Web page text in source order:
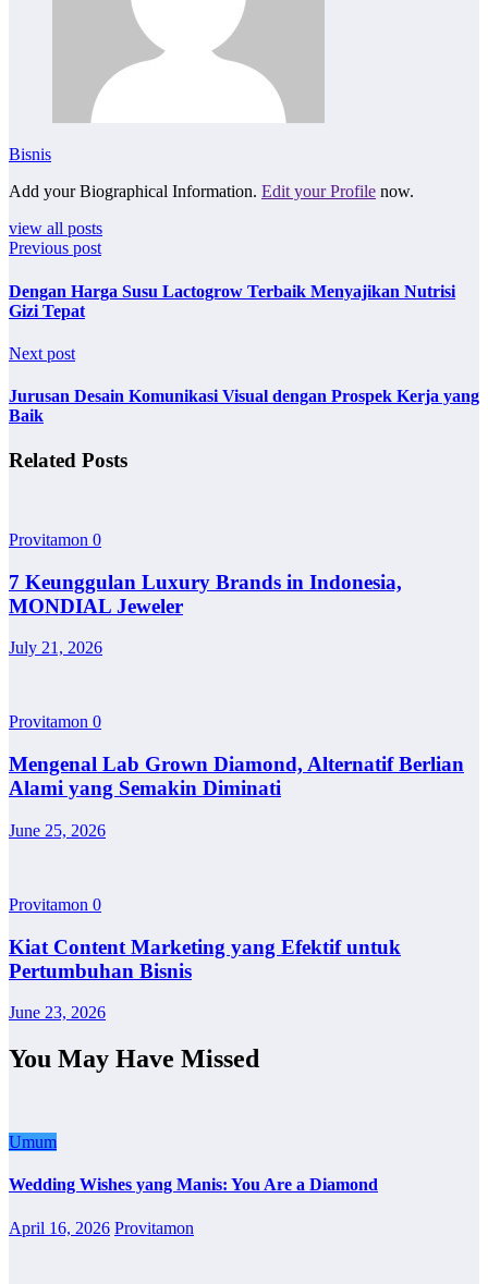
Bisnis
Add your Biographical Information. Edit your Profile now.
view all posts
Previous post
Dengan Harga Susu Lactogrow Terbaik Menyajikan Nutrisi
Gizi Tepat
Next post
Jurusan Desain Komunikasi Visual dengan Prospek Kerja yang
Baik
Related Posts
Provitamon 0
7 Keunggulan Luxury Brands in Indonesia,
MONDIAL Jeweler
July 21, 2026
Provitamon 0
Mengenal Lab Grown Diamond, Alternatif Berlian
Alami yang Semakin Diminati
June 25, 2026
Provitamon 0
Kiat Content Marketing yang Efektif untuk
Pertumbuhan Bisnis
June 23, 2026
You May Have Missed
Umum
Wedding Wishes yang Manis: You Are a Diamond
April 16, 2026 Provitamon